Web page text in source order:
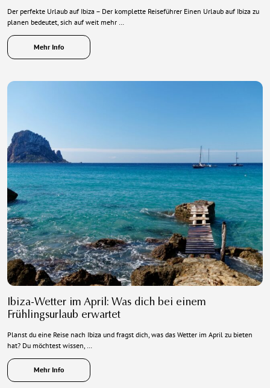
Der perfekte Urlaub auf Ibiza – Der komplette Reiseführer Einen Urlaub auf Ibiza zu
planen bedeutet, sich auf weit mehr …
Mehr Info
Ibiza-Wetter im April: Was dich bei einem
Frühlingsurlaub erwartet
Planst du eine Reise nach Ibiza und fragst dich, was das Wetter im April zu bieten
hat? Du möchtest wissen, …
Mehr Info